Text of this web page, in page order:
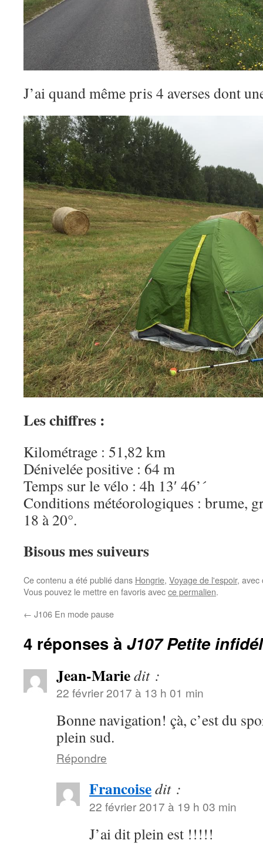
J’ai quand même pris 4 averses dont
Les chiffres :
Kilométrage : 51,82 km
Dénivelée positive : 64 m
Temps sur le vélo : 4h 13′ 46’´
Conditions météorologiques : brume,
18 à 20°.
Bisous mes suiveurs
Ce contenu a été publié dans Hongrie, Voyage de l'espoir, avec
Vous pouvez le mettre en favoris avecce permalien.
← J106 En mode pause
4 réponses à J107 Petite
Jean-Mariedit :
22 février 2017 à 13 h 01 min
Bonne navigation! çà, c’est du
plein sud.
Répondre
Francoisedit :
22 février 2017 à 19 h 03 min
J’ai dit plein est !!!!!